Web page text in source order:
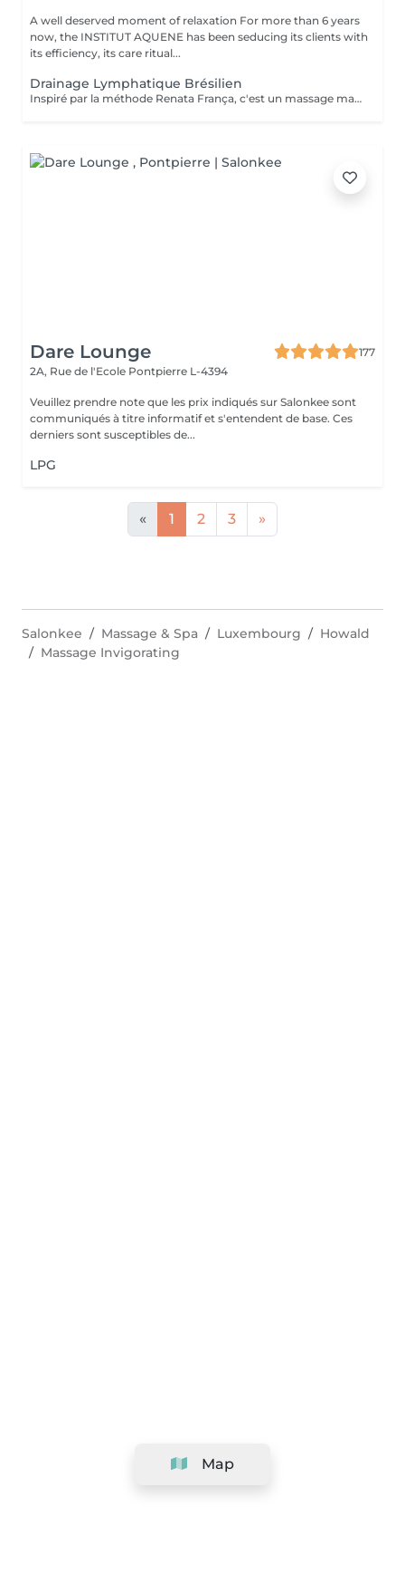
A well deserved moment of relaxation For more than 6 years
now, the INSTITUT AQUENE has been seducing its clients with
its efficiency, its care ritual...
Drainage Lymphatique Brésilien
Inspiré par la méthode Renata França, c'est un massage manuel destiné a stimuler la circulation lymphatique et à détoxifier l'organisme. Par des manuvres manuelles variant la pression en suivant le sens de la circulation lymphatique l'organisme est nettoyé et son système immunitaire renforcé. La lymphe draine les liquides excédentaires, les toxines et les débris cellulaires pour un résultat immédiat ! Peut être fait avant une séance de madérothérapie pour encore plus de bien fait !!
Dare Lounge
177
2A, Rue de l'Ecole Pontpierre L-4394
Veuillez prendre note que les prix indiqués sur Salonkee sont
communiqués à titre informatif et s'entendent de base. Ces
derniers sont susceptibles de...
LPG
« 1 2 3 »
Map
Salonkee Massage & Spa Luxembourg
Howald
Massage Invigorating